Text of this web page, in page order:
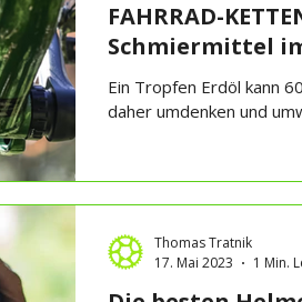
FAHRRAD-
Schmiermittel
Ein Tropfen Erdöl kann
daher umdenken und
Thomas Tratnik
17. Mai 2023
1 Min.